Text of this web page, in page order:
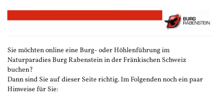
Zum
Haupt-
Sie möchten online eine Burg- oder Höhlenführung im
Naturparadies Burg Rabenstein in der Fränkischen Schweiz
buchen?
Dann sind Sie auf dieser Seite richtig. Im Folgenden noch ein paar
Hinweise für Sie: